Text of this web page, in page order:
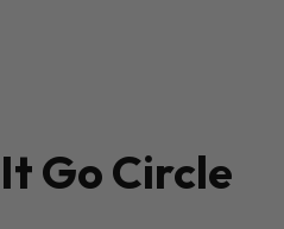
Go Circle